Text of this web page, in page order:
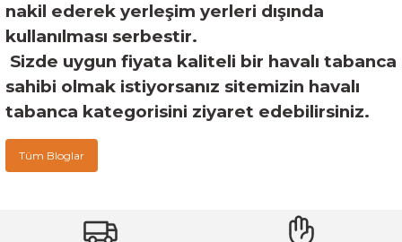
nakil ederek yerleşim yerleri dışında
kullanılması serbestir.
Sizde uygun fiyata kaliteli bir havalı tabanca
sahibi olmak istiyorsanız sitemizin havalı
tabanca kategorisini ziyaret edebilirsiniz.
Tüm Bloglar